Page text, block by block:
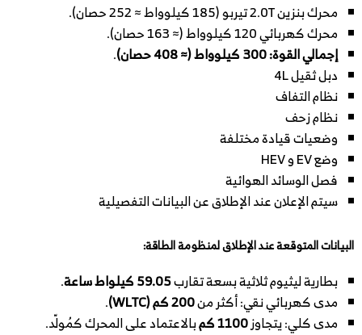
محرك بنزين 2.0T تيربو (185 كيلوواط ≈ 252 حصان).
محرك كهربائي 120 كيلوواط (≈ 163 حصان).
إجمالي القوة: 300 كيلوواط (≈ 408 حصان)
.
دبل ثقيل 4L
نظام التفاف
نظام زحف
وضعيات قيادة مختلفة
وضع EV و HEV
فصل الوسائد الهوائية
سيتم الإعلان عند الإطلاق عن البيانات التفصيلية
البيانات المتوقعة عند الإطلاق لمنظومة الطاقة:
بطارية ليثيوم ثلاثية بسعة تقارب59.05 كيلواط ساعة
.
مدى كهربائي نقي: أكثر من200 كم (WLTC)
.
مدى كلي: يتجاوز1100 كم
بالاعتماد على المحرك كمُولّد.